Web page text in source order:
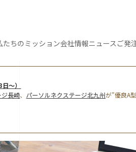
たちの ミッション会社情報ニュース ご発
～）
長崎、 パーソルネクステージ北九州が”優良A